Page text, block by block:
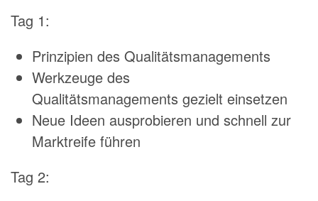
Tag 1:
Prinzipien des Qualitätsmanagements
Werkzeuge des
Qualitätsmanagements gezielt einsetzen
Neue Ideen ausprobieren und schnell zur
Marktreife führen
Tag 2: